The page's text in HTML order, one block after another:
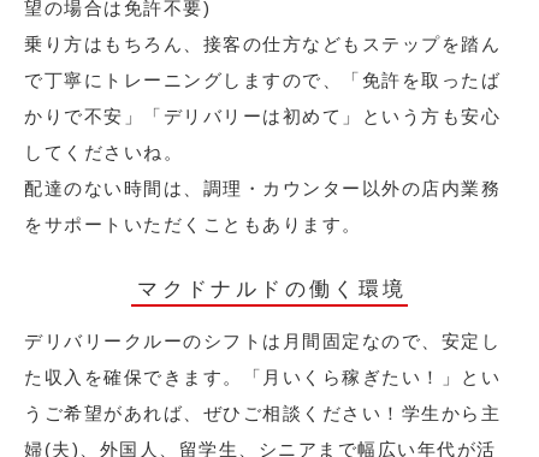
望の場合は免許不要)
乗り方はもちろん、接客の仕方などもステップを踏ん
で丁寧にトレーニングしますので、「免許を取ったば
かりで不安」「デリバリーは初めて」という方も安心
してくださいね。
配達のない時間は、調理・カウンター以外の店内業務
をサポートいただくこともあります。
マクドナルドの働く環境
デリバリークルーのシフトは月間固定なので、安定し
た収入を確保できます。「月いくら稼ぎたい！」とい
うご希望があれば、ぜひご相談ください！学生から主
婦(夫)、外国人、留学生、シニアまで幅広い年代が活